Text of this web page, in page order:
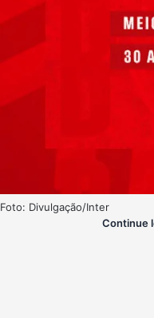
Foto: Divulgação/Inter
Continue